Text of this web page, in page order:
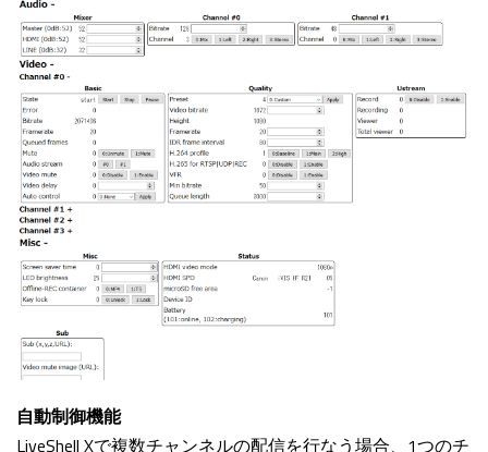
自動制御機能
LiveShell Xで複数チャンネルの配信を行なう場合、1つのチ